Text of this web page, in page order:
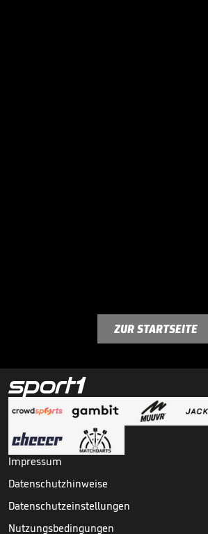
ZUR STARTSEITE
Impressum
Datenschutzhinweise
Datenschutzeinstellungen
Nutzungsbedingungen